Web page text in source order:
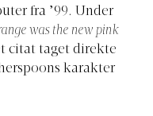
fra ’99. Under
was the new pink
citat taget direkte
karakter